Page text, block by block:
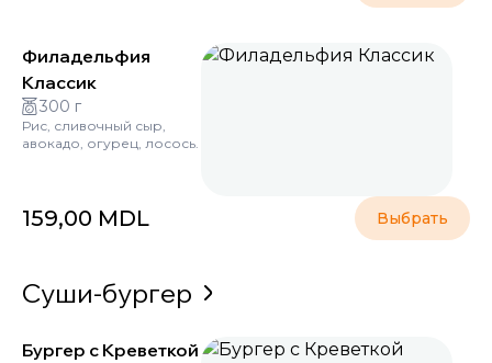
Филадельфия
Классик
300 г
Рис, сливочный сыр,
авокадо, огурец, лосось.
159,00 MDL Выбрать
Суши-бургер
Бургер с Креветкой